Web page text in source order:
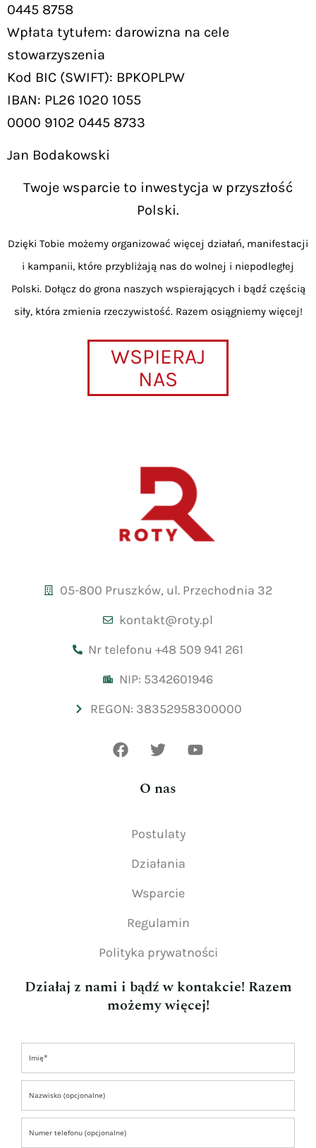
0445 8758
Wpłata tytułem: darowizna na cele
stowarzyszenia
Kod BIC (SWIFT): BPKOPLPW
IBAN: PL26 1020 1055
0000 9102 0445 8733
Jan Bodakowski
Twoje wsparcie to inwestycja w przyszłość
Polski.
Dzięki Tobie możemy organizować więcej działań, manifestacji
i kampanii, które przybliżają nas do wolnej i niepodległej
Polski. Dołącz do grona naszych wspierających i bądź częścią
siły, która zmienia rzeczywistość. Razem osiągniemy więcej!
WSPIERAJ
NAS
05-800 Pruszków, ul. Przechodnia 32
kontakt@roty.pl
Nr telefonu +48 509 941 261
NIP: 5342601946
REGON: 38352958300000
O nas
Postulaty
Działania
Wsparcie
Regulamin
Polityka prywatności
Działaj z nami i bądź w kontakcie! Razem
możemy więcej!